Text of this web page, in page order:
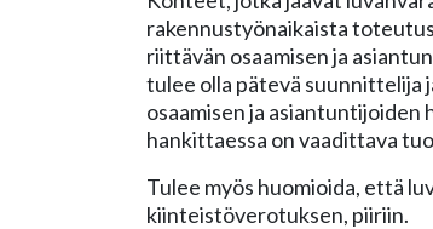
rakennustyönaikaista
riittävän osaamisen ja
tulee olla pätevä suunnittelija
osaamisen ja asiantuntijoiden
hankittaessa on vaadittava
Tulee myös huomioida, että
kiinteistöverotuksen, piiriin.